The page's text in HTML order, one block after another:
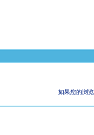
如果您的浏